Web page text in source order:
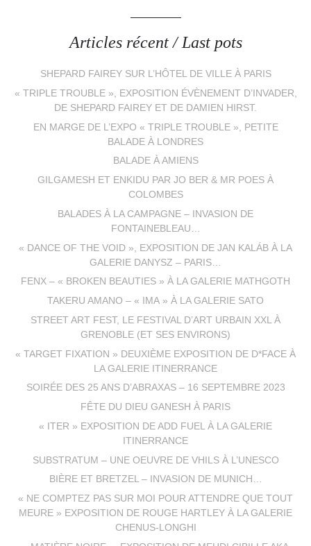
Articles récent / Last pots
SHEPARD FAIREY SUR L’HÔTEL DE VILLE À PARIS
« TRIPLE TROUBLE », EXPOSITION ÉVÈNEMENT D’INVADER,
DE SHEPARD FAIREY ET DE DAMIEN HIRST.
EN MARGE DE L’EXPO « TRIPLE TROUBLE », PETITE
BALADE À LONDRES
BALADE À AMIENS
GILGAMESH ET ENKIDU PAR JO BER & MR POES À
COLOMBES
BALADES À LA CAMPAGNE – INVASION DE
FONTAINEBLEAU…
« DANCE OF THE VOID », EXPOSITION DE JAN KALÁB À LA
GALERIE DANYSZ – PARIS…
FENX – « BROKEN BEAUTIES » À LA GALERIE MATHGOTH
TAKERU AMANO – « IMA » À LA GALERIE SATO
STREET ART FEST, LE FESTIVAL D’ART URBAIN XXL À
GRENOBLE (ET SES ENVIRONS)
« TARGET FIXATION » DEUXIÈME EXPOSITION DE D*FACE À
LA GALERIE ITINERRANCE
SOIRÉE DES 25 ANS D’ABRAXAS – 16 SEPTEMBRE 2023
FÊTE DU DIEU GANESH À PARIS
« ITER » EXPOSITION DE ADD FUEL À LA GALERIE
ITINERRANCE
SUBSTRATUM – UNE OEUVRE DE VHILS À L’UNESCO
BIÈRE ET BRETZEL – INVASION DE MUNICH…
« NE COMPTEZ PAS SUR MOI POUR ATTENDRE QUE TOUT
MEURE » EXPOSITION DE ROUGE HARTLEY À LA GALERIE
CHENUS-LONGHI